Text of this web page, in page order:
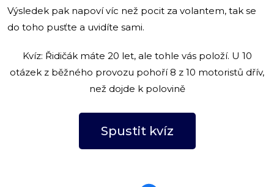
Výsledek pak napoví víc než pocit za volantem, tak se
do toho pusťte a uvidíte sami.
Kvíz: Řidičák máte 20 let, ale tohle vás položí. U 10
otázek z běžného provozu pohoří 8 z 10 motoristů dřív,
než dojde k polovině
Spustit kvíz